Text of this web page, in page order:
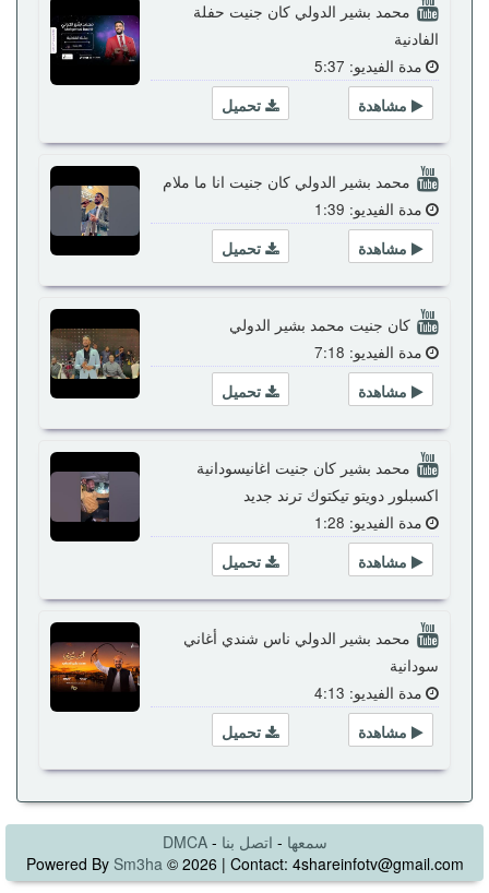
محمد بشير الدولي كان جنيت حفلة
الفادنية
مدة الفيديو: 5:37
تحميل
مشاهدة
محمد بشير الدولي كان جنيت انا ما ملام
مدة الفيديو: 1:39
تحميل
مشاهدة
كان جنيت محمد بشير الدولي
مدة الفيديو: 7:18
تحميل
مشاهدة
محمد بشير كان جنيت اغانيسودانية
اكسبلور دويتو تيكتوك ترند جديد
مدة الفيديو: 1:28
تحميل
مشاهدة
محمد بشير الدولي ناس شندي أغاني
سودانية
مدة الفيديو: 4:13
تحميل
مشاهدة
سمعها - اتصل بنا -
DMCA
Powered By Sm3ha© 2026 | Contact: 4shareinfotv@gmail.com